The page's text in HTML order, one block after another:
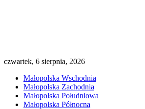
czwartek, 6 sierpnia, 2026
Małopolska Wschodnia
Małopolska Zachodnia
Małopolska Południowa
Małopolska Północna